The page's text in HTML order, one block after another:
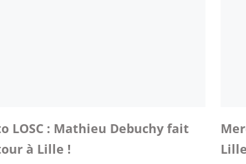
LOSC : Mathieu Debuchy fait
à Lille !